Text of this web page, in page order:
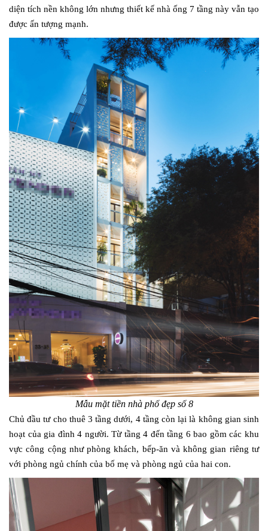
diện tích nền không lớn nhưng thiết kế nhà ống 7 tầng này vẫn tạo
được ấn tượng mạnh.
Mẫu mặt tiền nhà phố đẹp số 8
Chủ đầu tư cho thuê 3 tầng dưới, 4 tầng còn lại là không gian sinh
hoạt của gia đình 4 người. Từ tầng 4 đến tầng 6 bao gồm các khu
vực công cộng như phòng khách, bếp-ăn và không gian riêng tư
với phòng ngủ chính của bố mẹ và phòng ngủ của hai con.